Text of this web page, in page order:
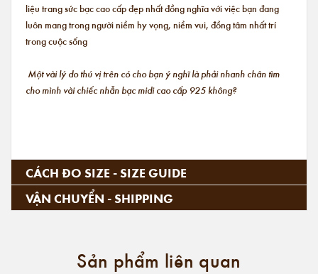
liệu trang sức bạc cao cấp đẹp nhất đồng nghĩa với việc bạn đang
luôn mang trong người niềm hy vọng, niềm vui, đồng tâm nhất trí
trong cuộc sống
Một vài lý do thú vị trên có cho bạn ý nghĩ là phải nhanh chân tìm
cho mình vài chiếc nhẫn bạc midi cao cấp 925 không?
CÁCH ĐO SIZE - SIZE GUIDE
VẬN CHUYỂN - SHIPPING
Sản phẩm liên quan